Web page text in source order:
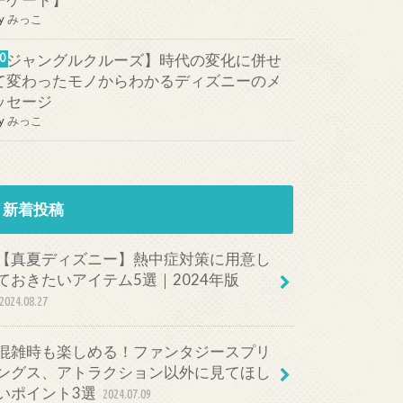
みっこ
ジャングルクルーズ】時代の変化に併せ
変わったモノからわかるディズニーのメ
セージ
みっこ
新着投稿
真夏ディズニー】熱中症対策に用意し
おきたいアイテム5選｜2024年版
2024.08.27
雑時も楽しめる！ファンタジースプリ
グス、アトラクション以外に見てほし
ポイント3選 2024.07.09